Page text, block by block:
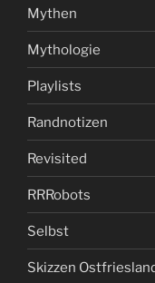
Mythen
Mythologie
Playlists
Randnotizen
Revisited
RRRobots
Selbst
Skizzen